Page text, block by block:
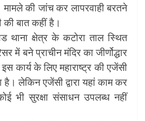
की जांच कर लापरवाही बरतने
की बात कहीं है।
थाना क्षेत्र के कटोरा ताल स्थित
में बने प्राचीन मंदिर का जीर्णोद्धार
कार्य के लिए महाराष्ट्र की एजेंसी
लेकिन एजेंसी द्वारा यहां काम कर
भी सुरक्षा संसाधन उपलब्ध नहीं